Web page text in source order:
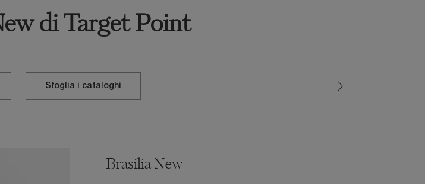
di Target Point
Sfoglia i cataloghi
Brasilia New